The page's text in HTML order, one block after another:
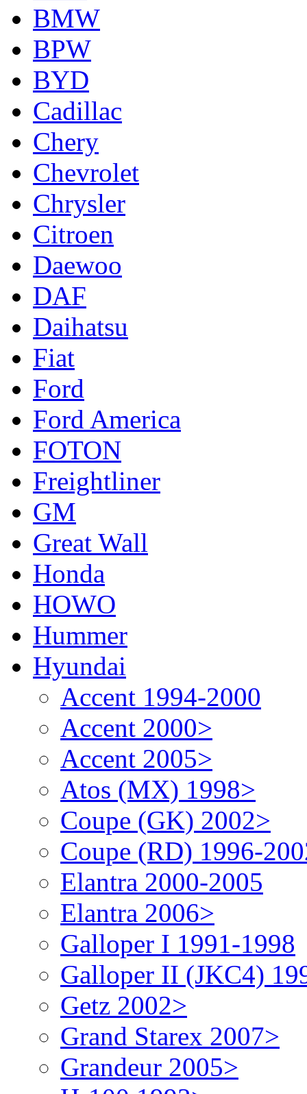
BMW
BPW
BYD
Cadillac
Chery
Chevrolet
Chrysler
Citroen
Daewoo
DAF
Daihatsu
Fiat
Ford
Ford America
FOTON
Freightliner
GM
Great Wall
Honda
HOWO
Hummer
Hyundai
Accent 1994-2000
Accent 2000>
Accent 2005>
Atos (MX) 1998>
Coupe (GK) 2002>
Coupe (RD) 1996-
Elantra 2000-2005
Elantra 2006>
Galloper I 1991-1998
Galloper II (JKC4)
Getz 2002>
Grand Starex 2007>
Grandeur 2005>